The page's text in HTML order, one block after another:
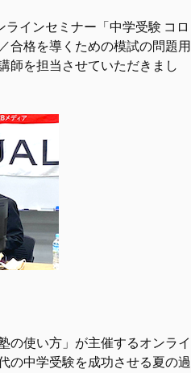
ラインセミナー「中学受験 コロ
合格を導くための模試の問題⽤
師を担当させていただきまし
の使い方」が主催するオンライ
の中学受験を成功させる夏の過